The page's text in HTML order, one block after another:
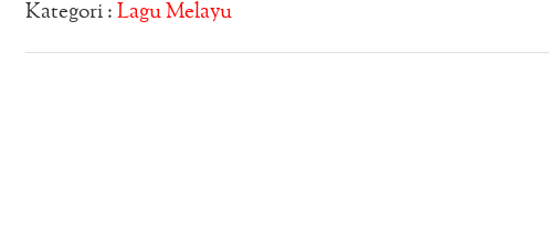
Kategori : Lagu Melayu